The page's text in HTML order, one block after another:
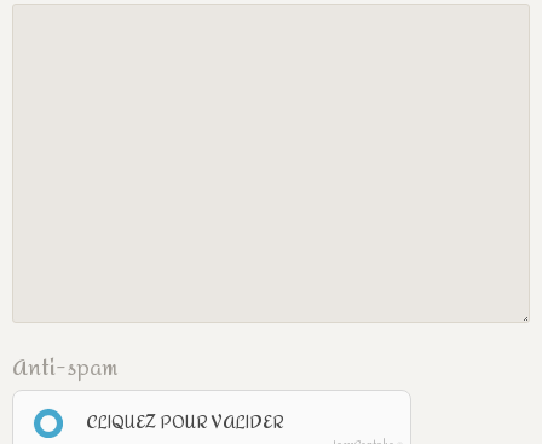
Anti-spam
CLIQUEZ POUR VALIDER